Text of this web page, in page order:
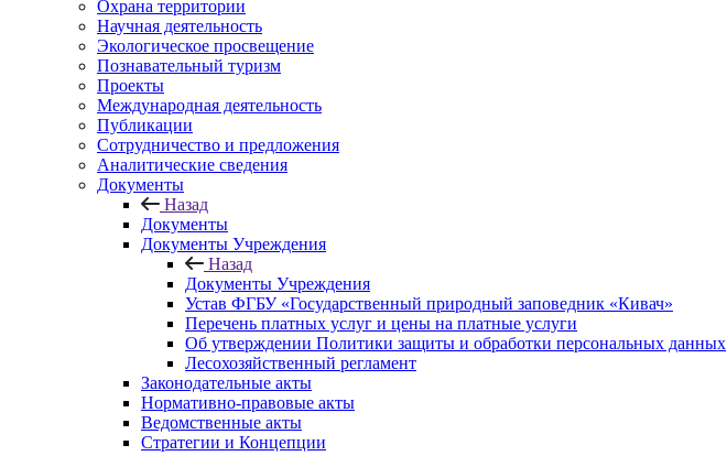
Охрана территории
Научная деятельность
Экологическое просвещение
Познавательный туризм
Проекты
Международная деятельность
Публикации
Сотрудничество и предложения
Аналитические сведения
Документы
Назад
Документы
Документы Учреждения
Назад
Документы Учреждения
Устав ФГБУ «Государственный природный заповедник «Кивач»
Перечень платных услуг и цены на платные услуги
Об утверждении Политики защиты и обработки персональных данных
Лесохозяйственный регламент
Законодательные акты
Нормативно-правовые акты
Ведомственные акты
Стратегии и Концепции